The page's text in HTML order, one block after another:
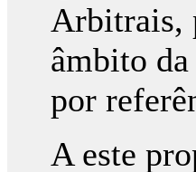
Arbitrais,
âmbito
por
A este